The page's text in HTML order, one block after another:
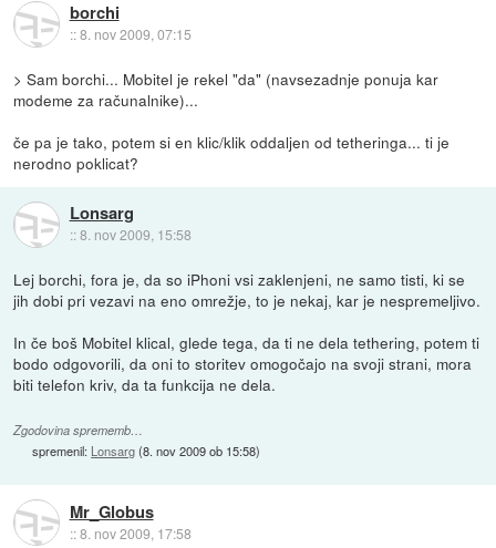
borchi
::8. nov 2009, 07:15
> Sam borchi... Mobitel je rekel "da" (navsezadnje ponuja kar
modeme za računalnike)...
če pa je tako, potem si en klic/klik oddaljen od tetheringa... ti je
nerodno poklicat?
Lonsarg
::8. nov 2009, 15:58
Lej borchi, fora je, da so iPhoni vsi zaklenjeni, ne samo tisti, ki se
jih dobi pri vezavi na eno omrežje, to je nekaj, kar je nespremeljivo.
In če boš Mobitel klical, glede tega, da ti ne dela tethering, potem ti
bodo odgovorili, da oni to storitev omogočajo na svoji strani, mora
biti telefon kriv, da ta funkcija ne dela.
Zgodovina sprememb…
spremenil: Lonsarg(8. nov 2009 ob 15:58)
Mr_Globus
::8. nov 2009, 17:58